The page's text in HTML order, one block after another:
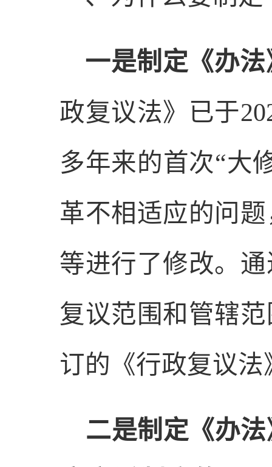
一是制定《办
政复议法》已于
多年来的首次“大
革不相适应的问
等进行了修改。
复议范围和管辖
订的《行政复议
二是制定《办